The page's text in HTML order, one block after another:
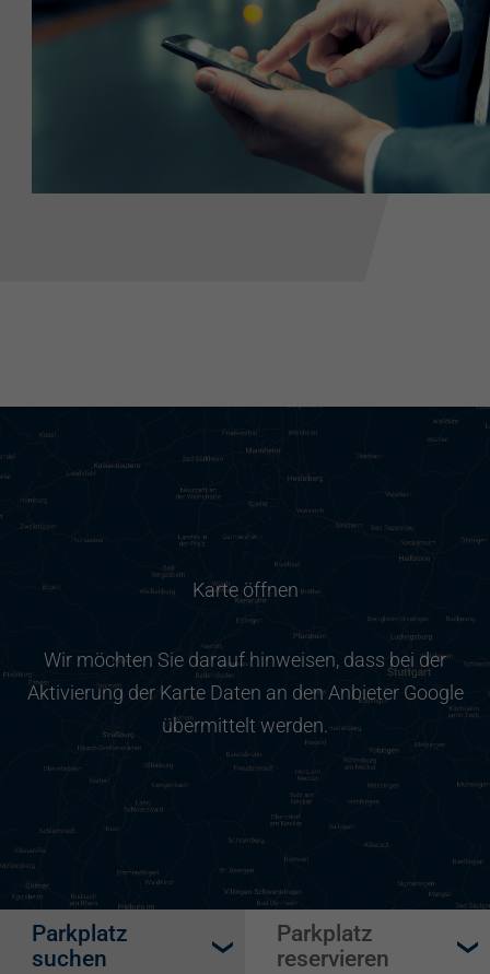
Karte öffnen
Wir möchten Sie darauf hinweisen, dass bei der
Aktivierung der Karte Daten an den Anbieter Google
übermittelt werden.
Parkplatz
suchen
Parkplatz
reservieren